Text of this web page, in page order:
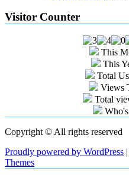
Visitor Counter
This
This
Total
Views
Total
Who's
Copyright © All rights reserved
Proudly powered by WordPress |
Themes